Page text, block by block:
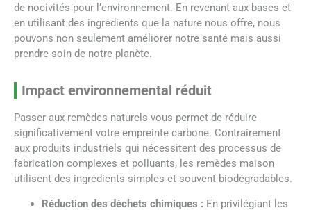
de nocivités pour l’environnement. En revenant aux bases et
en utilisant des ingrédients que la nature nous offre, nous
pouvons non seulement améliorer notre santé mais aussi
prendre soin de notre planète.
Impact environnemental réduit
Passer aux remèdes naturels vous permet de réduire
significativement votre empreinte carbone. Contrairement
aux produits industriels qui nécessitent des processus de
fabrication complexes et polluants, les remèdes maison
utilisent des ingrédients simples et souvent biodégradables.
Réduction des déchets chimiques : En privilégiant les